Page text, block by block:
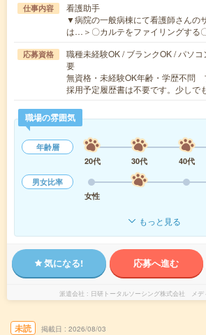
仕事内容
看護助手
▼病院の一般病棟にて看護師さんの
は…＞〇カルテをファイリングする
応募資格
職種未経験OK / ブランクOK / パソ
要
無資格・未経験OK年齢・学歴不問
採用予定履歴書は不要です。少しで
職場の雰囲気
年齢層
20代
30代 40代
男女比率
女性
もっと見る
気になる! 応募へ進む
派遣会社 日研トータルソーシング株式会社 メデ
未読 掲載日 2026/08/03